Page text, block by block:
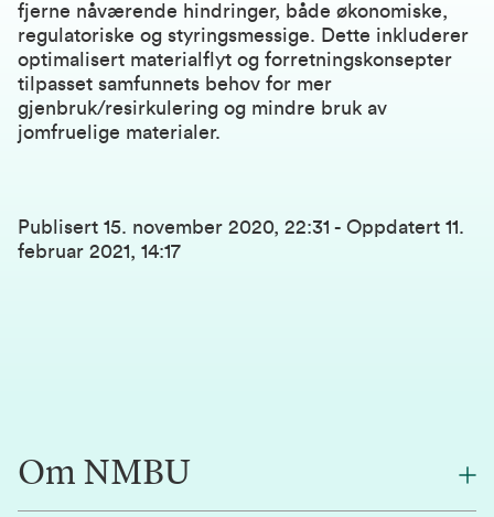
fjerne nåværende hindringer, både økonomiske,
regulatoriske og styringsmessige. Dette inkluderer
optimalisert materialflyt og forretningskonsepter
tilpasset samfunnets behov for mer
gjenbruk/resirkulering og mindre bruk av
jomfruelige materialer.
Publisert 15. november 2020, 22:31 - Oppdatert 11.
februar 2021, 14:17
Om NMBU